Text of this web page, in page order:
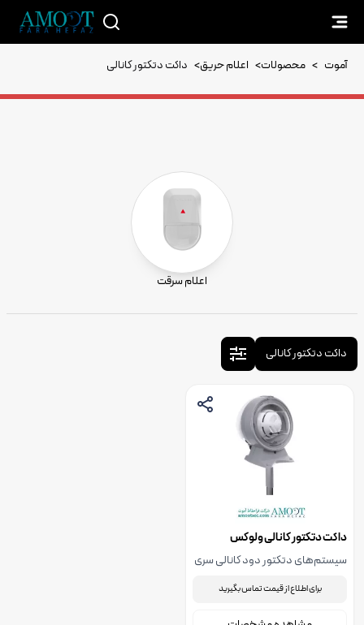
آموت > محصولات> اعلام حریق> داکت دتکتور کانالی
اعلام سرقت
داکت دتکتور کانالی
داکت دتکتور کانالی ولوکس
سیستم‌های دتکتور دود کانالی سری
هوشمند، محفظه (Housing)، و لولهبرای اطلاع از قیمت تماس بگیرید